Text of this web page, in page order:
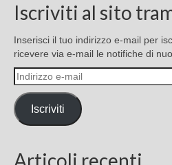
Iscriviti al sito
Inserisci il tuo indirizzo e-mail per
ricevere via e-mail le notifiche di
Indirizzo
e-
mail
Iscriviti
Articoli recenti